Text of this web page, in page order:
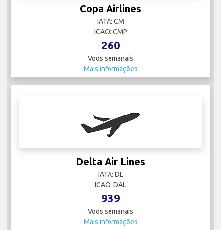
Copa Airlines
IATA: CM
ICAO: CMP
260
Voos semanais
Mais informações
Delta Air Lines
IATA: DL
ICAO: DAL
939
Voos semanais
Mais informações